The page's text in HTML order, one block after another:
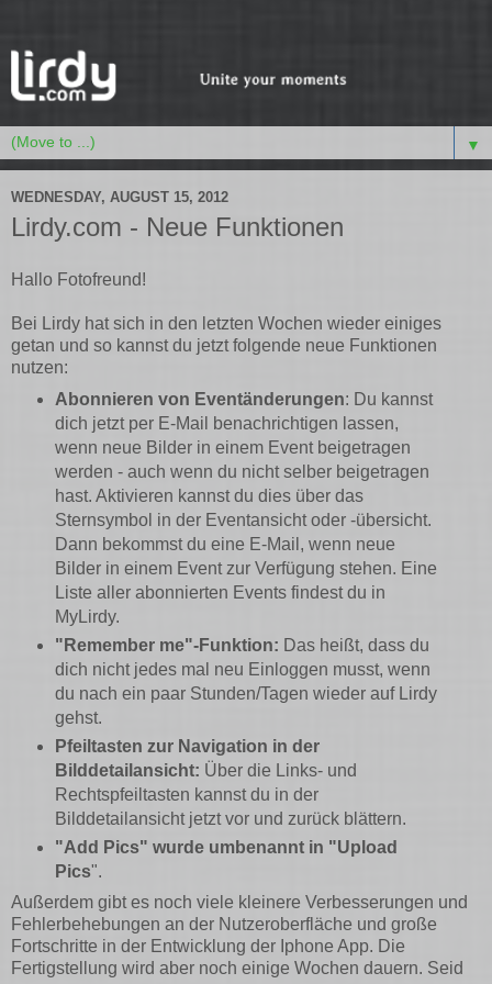
▼
WEDNESDAY, AUGUST 15, 2012
Lirdy.com - Neue Funktionen
Hallo Fotofreund!
Bei Lirdy hat sich in den letzten Wochen wieder einiges
getan und so kannst du jetzt folgende neue Funktionen
nutzen:
Abonnieren von Eventänderungen: Du kannst
dich jetzt per E-Mail benachrichtigen lassen,
wenn neue Bilder in einem Event beigetragen
werden - auch wenn du nicht selber beigetragen
hast. Aktivieren kannst du dies über das
Sternsymbol in der Eventansicht oder -übersicht.
Dann bekommst du eine E-Mail, wenn neue
Bilder in einem Event zur Verfügung stehen. Eine
Liste aller abonnierten Events findest du in
MyLirdy.
"Remember me"-Funktion: Das heißt, dass du
dich nicht jedes mal neu Einloggen musst, wenn
du nach ein paar Stunden/Tagen wieder auf Lirdy
gehst.
Pfeiltasten zur Navigation in der
Bilddetailansicht: Über die Links- und
Rechtspfeiltasten kannst du in der
Bilddetailansicht jetzt vor und zurück blättern.
"Add Pics" wurde umbenannt in "Upload
Pics".
Außerdem gibt es noch viele kleinere Verbesserungen und
Fehlerbehebungen an der Nutzeroberfläche und große
Fortschritte in der Entwicklung der Iphone App. Die
Fertigstellung wird aber noch einige Wochen dauern. Seid